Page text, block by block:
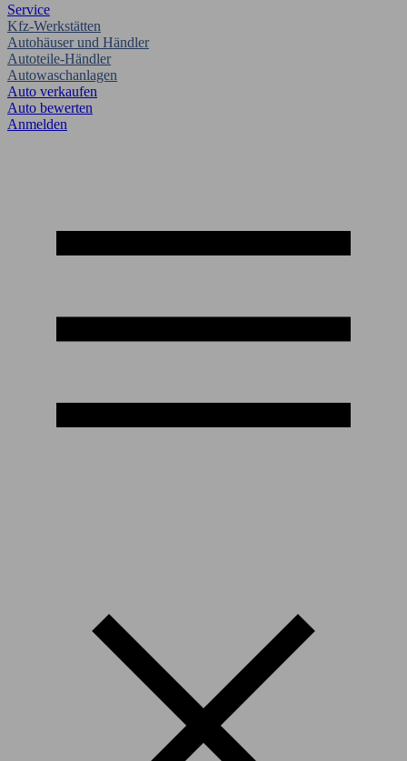
Service
Kfz-Werkstätten
Autohäuser und Händler
Autoteile-Händler
Autowaschanlagen
Auto verkaufen
Auto bewerten
Anmelden